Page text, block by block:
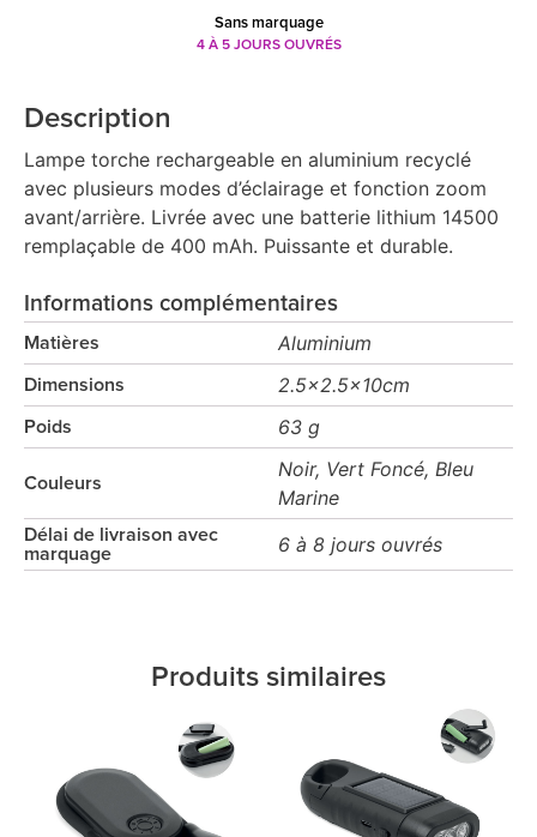
Sans marquage
4 À 5 JOURS OUVRÉS
Description
Lampe torche rechargeable en aluminium recyclé
avec plusieurs modes d’éclairage et fonction zoom
avant/arrière. Livrée avec une batterie lithium 14500
remplaçable de 400 mAh. Puissante et durable.
Informations complémentaires
Matières Aluminium
Dimensions 2.5x2.5x10cm
Poids 63 g
Couleurs
Noir, Vert Foncé, Bleu
Marine
Délai de livraison avec
marquage
6 à 8 jours ouvrés
Produits similaires